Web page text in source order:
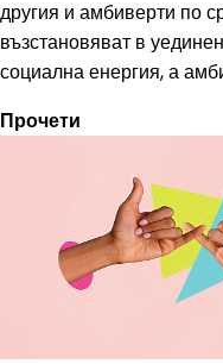
другия и амбиверти по
възстановяват в
социална енергия, а
Прочети